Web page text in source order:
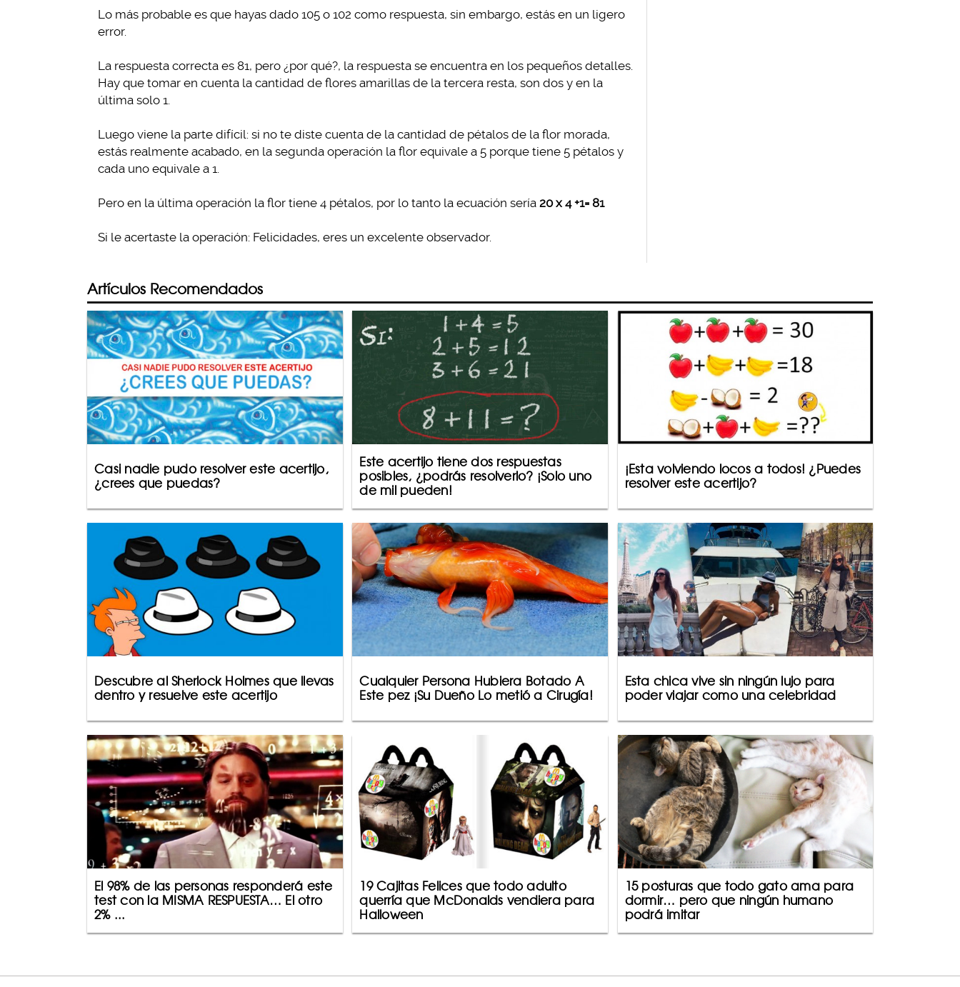
Lo más probable es que hayas dado 105 o 102 como respuesta, sin embargo, estás en un ligero
error.
La respuesta correcta es 81, pero ¿por qué?, la respuesta se encuentra en los pequeños detalles.
Hay que tomar en cuenta la cantidad de flores amarillas de la tercera resta, son dos y en la
última solo 1.
Luego viene la parte difícil: si no te diste cuenta de la cantidad de pétalos de la flor morada,
estás realmente acabado, en la segunda operación la flor equivale a 5 porque tiene 5 pétalos y
cada uno equivale a 1.
Pero en la última operación la flor tiene 4 pétalos, por lo tanto la ecuación sería 20 x 4 +1= 81
Si le acertaste la operación: Felicidades, eres un excelente observador.
Artículos Recomendados
Casi nadie pudo resolver este acertijo,
¿crees que puedas?
Este acertijo tiene dos respuestas
posibles, ¿podrás resolverlo? ¡Solo uno
de mil pueden!
¡Esta volviendo locos a todos! ¿Puedes
resolver este acertijo?
Descubre al Sherlock Holmes que llevas
dentro y resuelve este acertijo
Cualquier Persona Hubiera Botado A
Este pez ¡Su Dueño Lo metió a Cirugía!
Esta chica vive sin ningún lujo para
poder viajar como una celebridad
El 98% de las personas responderá este
test con la MISMA RESPUESTA… El otro
2% ...
19 Cajitas Felices que todo adulto
querría que McDonalds vendiera para
Halloween
15 posturas que todo gato ama para
dormir… pero que ningún humano
podrá imitar